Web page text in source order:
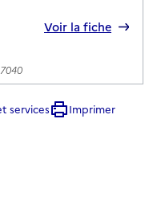
Voir la fiche
(aide)
services
Imprimer
X